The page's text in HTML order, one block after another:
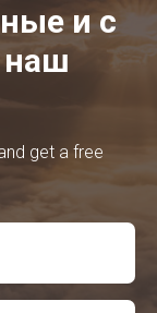
и с
наш
get a free